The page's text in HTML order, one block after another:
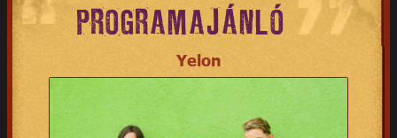
PROGRAMAJÁNLÓ
Yelon